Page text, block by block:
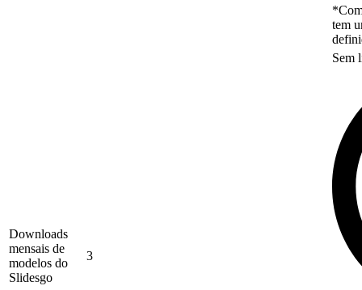
tem
Downloads
mensais de
modelos do
Slidesgo
3
Sem